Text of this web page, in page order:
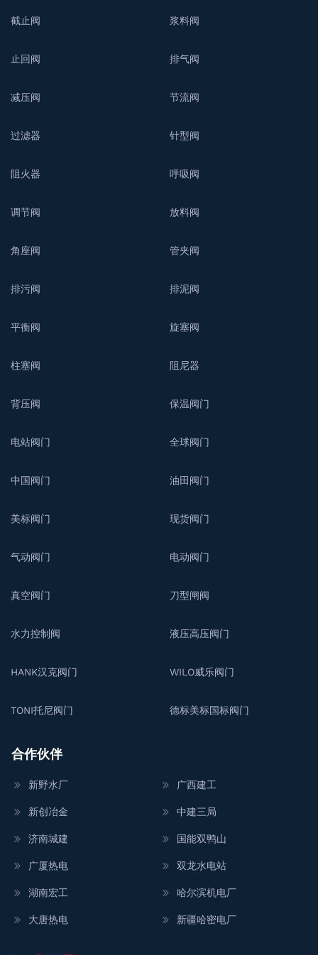
截止阀 浆料阀
止回阀 排气阀
减压阀 节流阀
过滤器 针型阀
阻火器 呼吸阀
调节阀 放料阀
角座阀 管夹阀
排污阀 排泥阀
平衡阀 旋塞阀
柱塞阀 阻尼器
背压阀 保温阀门
电站阀门 全球阀门
中国阀门 油田阀门
美标阀门 现货阀门
气动阀门 电动阀门
真空阀门 刀型闸阀
水力控制阀 液压高压阀门
HANK汉克阀门 WILO威乐阀门
TONI托尼阀门 德标美标国标阀门
合作伙伴
新野水厂
新创冶金
济南城建
广厦热电
湖南宏工
大唐热电
广西建工
中建三局
国能双鸭山
双龙水电站
哈尔滨机电厂
新疆哈密电厂